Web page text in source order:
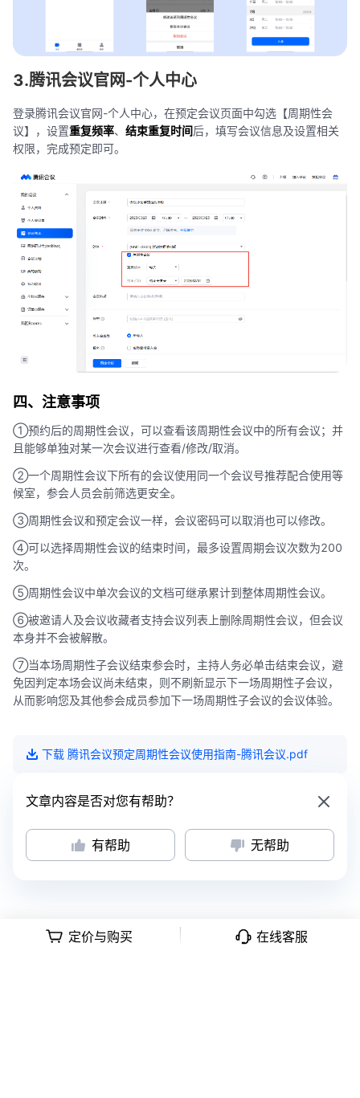
3.腾讯会议官网-个人中心
登录腾讯会议官网-个人中心，在预定会议页面中勾选【周期性会
议】，设置重复频率、 结束重复时间后，填写会议信息及设置相关
权限，完成预定即可。
四、注意事项
①预约后的周期性会议，可以查看该周期性会议中的所有会议；并
且能够单独对某一次会议进行查看/修改/取消。
②一个周期性会议下所有的会议使用同一个会议号推荐配合使用等
候室，参会人员会前筛选更安全。
③周期性会议和预定会议一样，会议密码可以取消也可以修改。
④可以选择周期性会议的结束时间，最多设置周期会议次数为200
次。
⑤周期性会议中单次会议的文档可继承累计到整体周期性会议。
⑥被邀请人及会议收藏者支持会议列表上删除周期性会议，但会议
本身并不会被解散。
⑦当本场周期性子会议结束参会时，主持人务必单击结束会议，避
免因判定本场会议尚未结束，则不刷新显示下一场周期性子会议，
从而影响您及其他参会成员参加下一场周期性子会议的会议体验。
下载 腾讯会议预定周期性会议使用指南-腾讯会议.pdf
文章内容是否对您有帮助？
有帮助 无帮助
定价与购买 在线客服